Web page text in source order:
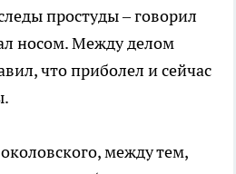
простуды – говорил
носом. Между делом
что приболел и сейчас
между тем,